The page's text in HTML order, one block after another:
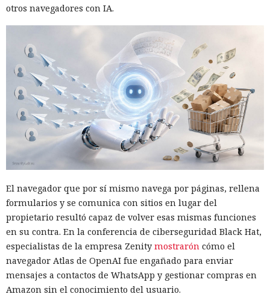
otros navegadores con IA.
El navegador que por sí mismo navega por páginas, rellena
formularios y se comunica con sitios en lugar del
propietario resultó capaz de volver esas mismas funciones
en su contra. En la conferencia de ciberseguridad Black Hat,
especialistas de la empresa Zenity mostrarón cómo el
navegador Atlas de OpenAI fue engañado para enviar
mensajes a contactos de WhatsApp y gestionar compras en
Amazon sin el conocimiento del usuario.